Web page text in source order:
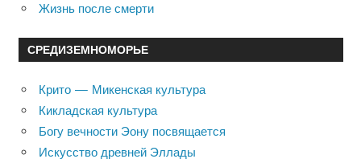
Жизнь после смерти
СРЕДИЗЕМНОМОРЬЕ
Крито — Микенская культура
Кикладская культура
Богу вечности Эону посвящается
Искусство древней Эллады